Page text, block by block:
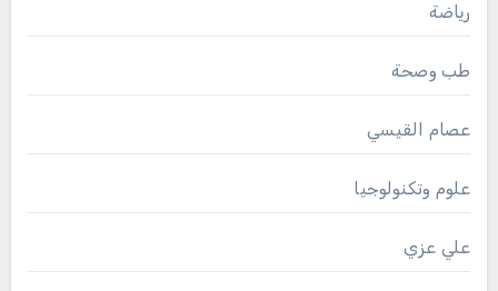
رياضة
طب وصحة
عصام القيسي
علوم وتكنولوجيا
علي عزي